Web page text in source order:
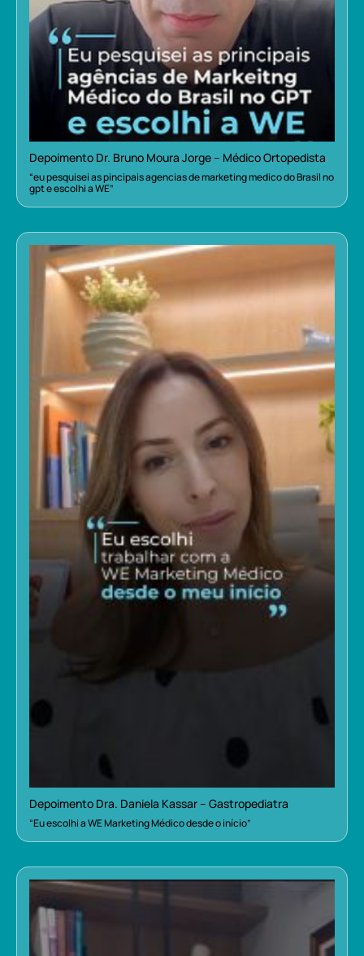
Depoimento Dr. Bruno Moura Jorge – Médico Ortopedista
“eu pesquisei as pincipais agencias de marketing medico do Brasil no
gpt e escolhi a WE”
Depoimento Dra. Daniela Kassar – Gastropediatra
“Eu escolhi a WE Marketing Médico desde o início”